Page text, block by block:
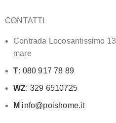
CONTATTI
Contrada Locosantissimo
mare
T: 080 917 78 89
WZ: 329 6510725
M info@poishome.it